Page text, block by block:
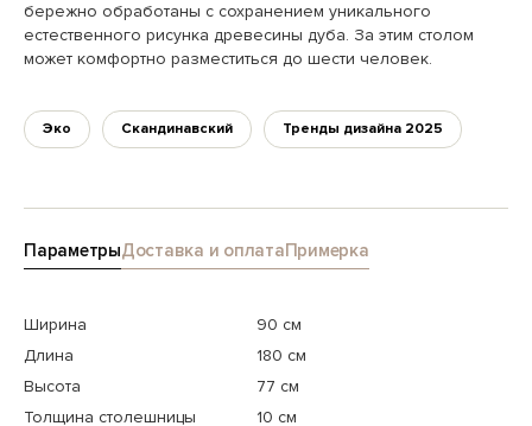
бережно обработаны с сохранением уникального
естественного рисунка древесины дуба. За этим столом
может комфортно разместиться до шести человек.
Эко Скандинавский Тренды дизайна 2025
ПараметрыДоставка и оплатаПримерка
Ширина
90 см
Длина
180 см
Высота
77 см
Толщина столешницы
10 см